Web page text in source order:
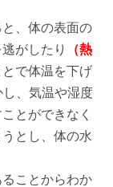
、体の表面の
がしたり
（熱
で体温を下げ
、気温や湿度
とができなく
とし、体の水
ことからわか